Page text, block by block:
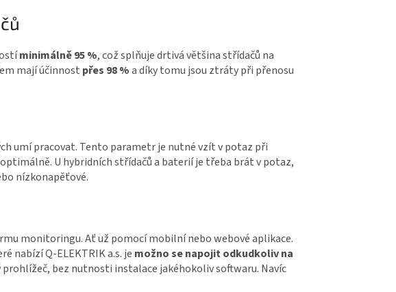
minimálně 95 %, což splňuje drtivá většina střídačů na
mají účinnost přes 98 %a díky tomu jsou ztráty při přenosu
umí pracovat. Tento parametr je nutné vzít v potaz při
U hybridních střídačů a baterií je třeba brát v potaz,
nízkonapěťové.
monitoringu. Ať už pomocí mobilní nebo webové aplikace.
nabízí Q-ELEKTRIK a.s. je možno se napojit odkudkoliv na
bez nutnosti instalace jakéhokoliv softwaru. Navíc